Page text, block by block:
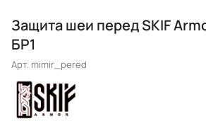
Защита шеи перед SKIF
БР1
Арт. mimir_pered